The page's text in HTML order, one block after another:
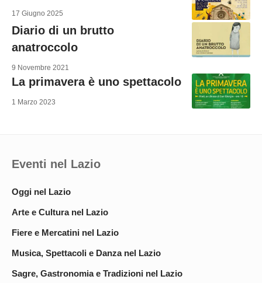
17 Giugno 2025
Diario di un brutto
anatroccolo
9 Novembre 2021
La primavera è uno spettacolo
1 Marzo 2023
Eventi nel Lazio
Oggi nel Lazio
Arte e Cultura nel Lazio
Fiere e Mercatini nel Lazio
Musica, Spettacoli e Danza nel Lazio
Sagre, Gastronomia e Tradizioni nel Lazio